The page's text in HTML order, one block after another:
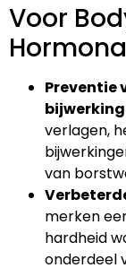
Voor
Preventie
verlagen,
van
merken
hardheid
onderdeel